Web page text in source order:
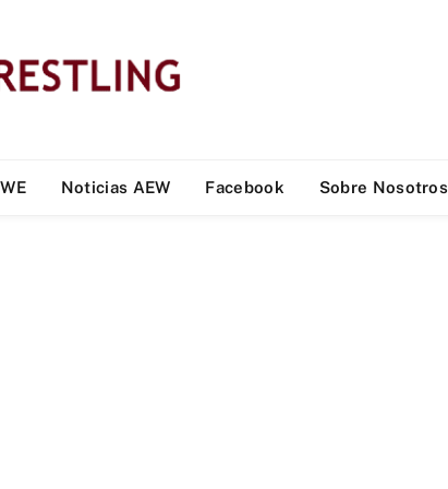
Noticias AEW Facebook Sobre Nosotros